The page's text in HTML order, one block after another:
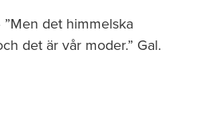
”Men det himmelska
det är vår moder.” Gal.